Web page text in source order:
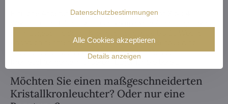
Einfache Änderungen können wir innerhalb von 3 bis 4
Anspruch nehmen. Wenn Ihr Bau oder Ihre Renovierung
länger dauert, ist das kein Problem - wir halten den
Kronleuchter gerne in unserem Lager für Sie bereit.
Möchten Sie einen maßgeschneiderten
Kristallkronleuchter? Oder nur eine
Datenschutzbestimmungen
Details anzeigen
Alle Cookies akzeptieren